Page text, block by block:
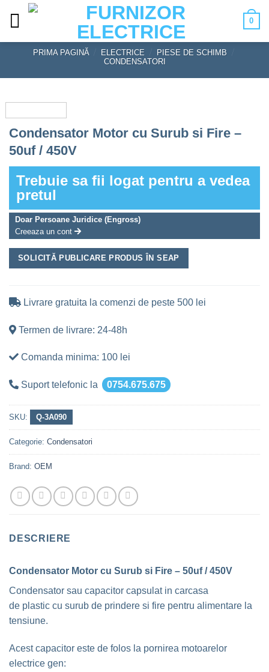
0
PRIMA PAGINĂ ELECTRICE PIESE DE SCHIMB
CONDENSATORI
Condensator Motor cu Surub si Fire –
50uf / 450V
Trebuie sa fii logat pentru a vedea
pretul
Doar Persoane Juridice (Engross)
Creeaza un cont
SOLICITĂ PUBLICARE PRODUS ÎN SEAP
Livrare gratuita la comenzi de peste 500 lei
Termen de livrare: 24-48h
Comanda minima: 100 lei
Suport telefonic la 0754.675.675
SKU: Q-3A090
Categorie: Condensatori
Brand: OEM
DESCRIERE
Condensator Motor cu Surub si Fire – 50uf / 450V
Condensator sau capacitor capsulat in carcasa
de plastic cu surub de prindere si fire pentru alimentare la
tensiune.
Acest capacitor este de folos la pornirea motoarelor
electrice gen: